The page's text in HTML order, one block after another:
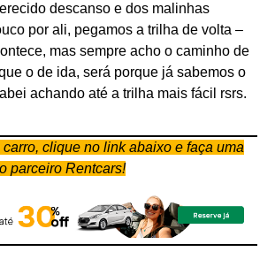
descanso e dos malinhas
por ali, pegamos a trilha de volta –
mas sempre acho o caminho de
o de ida, será porque já sabemos o
achando até a trilha mais fácil rsrs.
clique no link abaixo e faça uma
parceiro Rentcars!